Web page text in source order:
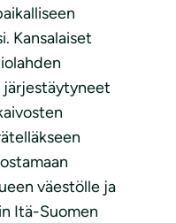
Kansalaiset
järjestäytyneet
väestölle ja
Itä-Suomen